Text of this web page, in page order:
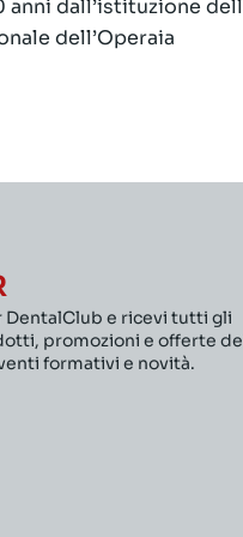
anni dall’istituzione
dell’Operaia
e ricevi tutti gli
promozioni e offerte
formativi e novità.